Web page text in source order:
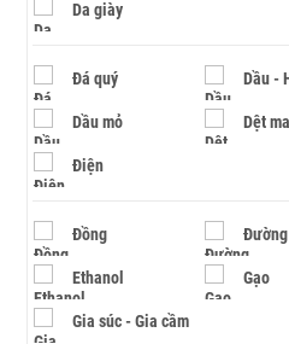
Da giày
Đá quý Dầu -
Dầu mỏ Dệt
Điện
Đồng Đường
Ethanol Gạo
Gia súc - Gia cầm